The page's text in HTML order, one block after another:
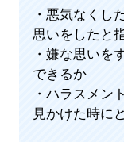
・悪気なくし
思いをしたと
・嫌な思いを
できるか
・ハラスメン
見かけた時に